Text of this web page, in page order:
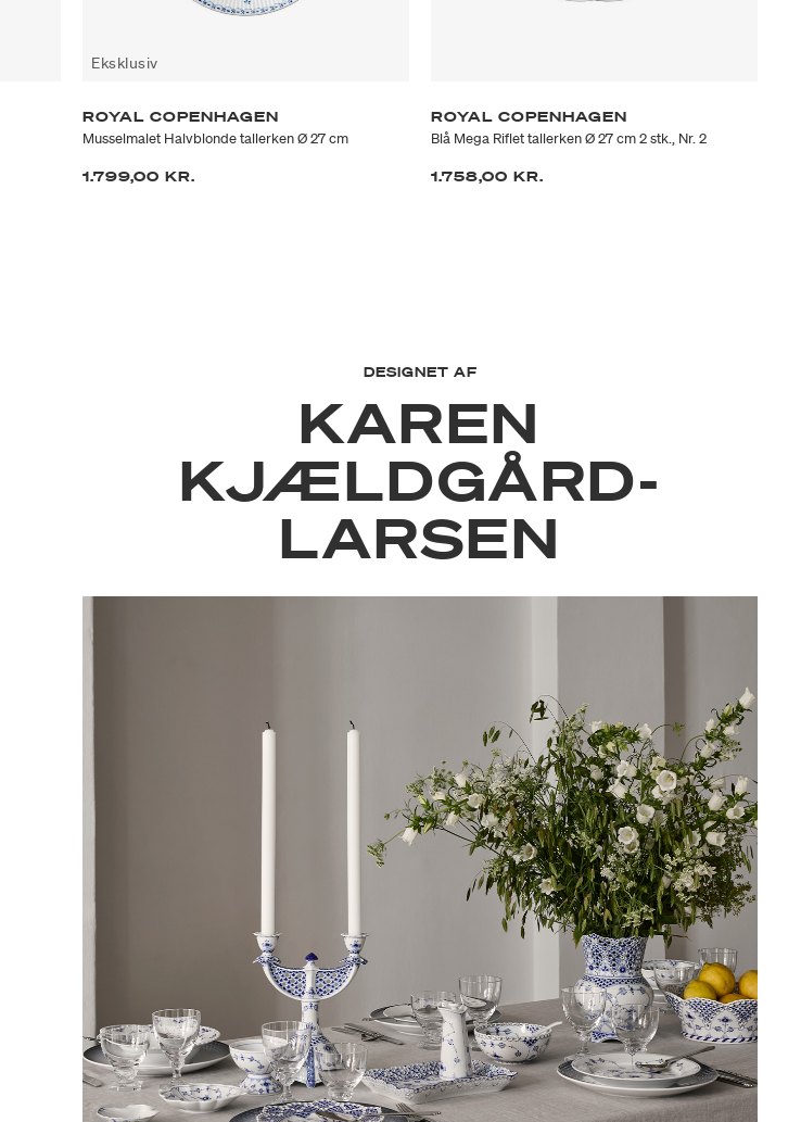
Eksklusiv
ROYAL COPENHAGEN
Musselmalet Halvblonde tallerken Ø 27 cm
1.799,00 KR.
ROYAL COPENHAGEN
Blå Mega Riflet tallerken Ø 27 cm 2 stk., Nr. 2
1.758,00 KR.
DESIGNET AF
KAREN
KJÆLDGÅRD-
LARSEN